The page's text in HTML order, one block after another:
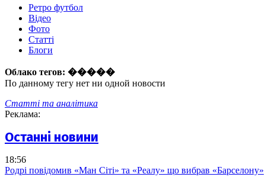
Ретро футбол
Відео
Фото
Статті
Блоги
Облако тегов: �����
По данному тегу нет ни одной новости
Статті та аналітика
Реклама:
Останні новини
18:56
Родрі повідомив «Ман Сіті» та «Реалу» що вибрав «Барселону»